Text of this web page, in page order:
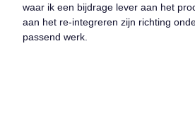
waar ik een bijdrage lever aan het
aan het re-integreren zijn richting
passend werk.